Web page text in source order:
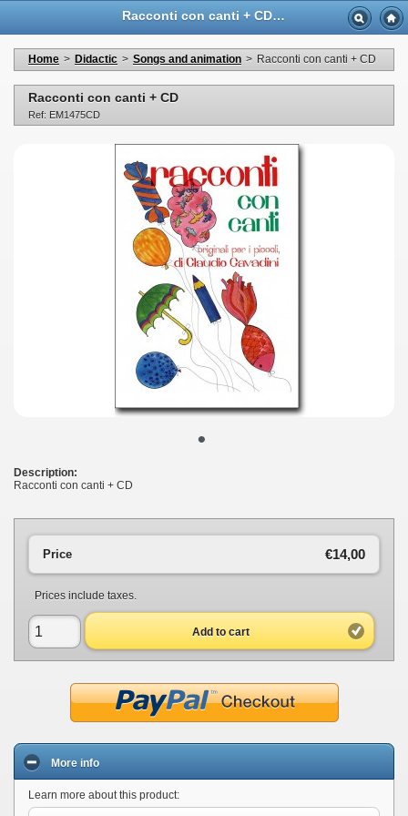
Racconti con canti + CD - Casa Musicale Eco
Home > Didactic > Songs and animation > Racconti con canti + CD
Racconti con canti + CD
Ref: EM1475CD
•
Description:
Racconti con canti + CD
€14,00
Price
Prices include taxes.
Add to cart
More info
Learn more about this product: